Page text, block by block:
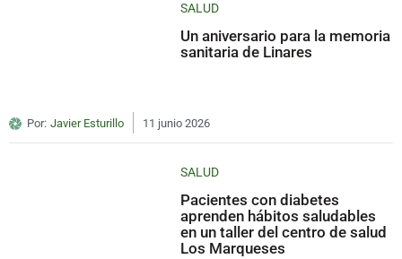
SALUD
Un aniversario para la memoria
sanitaria de Linares
Por: Javier Esturillo 11 junio 2026
SALUD
Pacientes con diabetes
aprenden hábitos saludables
en un taller del centro de salud
Los Marqueses